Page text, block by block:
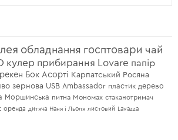
обладнання госптовари чай
кулер прибирання Lovare папір
Бок Асорті Карпатський Росяна
зернова USB Ambassador пластик дерево
Моршинська питна Мономах стаканотримач
оренда дитяча Наня і Льоля листовий Lavazza